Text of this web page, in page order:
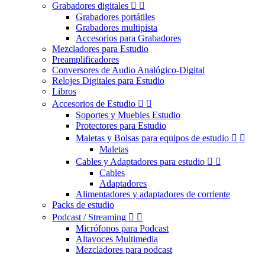
Grabadores digitales  
Grabadores portátiles
Grabadores multipista
Accesorios para Grabadores
Mezcladores para Estudio
Preamplificadores
Conversores de Audio Analógico-Digital
Relojes Digitales para Estudio
Libros
Accesorios de Estudio  
Soportes y Muebles Estudio
Protectores para Estudio
Maletas y Bolsas para equipos de estudio  
Maletas
Cables y Adaptadores para estudio  
Cables
Adaptadores
Alimentadores y adaptadores de corriente
Packs de estudio
Podcast / Streaming  
Micrófonos para Podcast
Altavoces Multimedia
Mezcladores para podcast